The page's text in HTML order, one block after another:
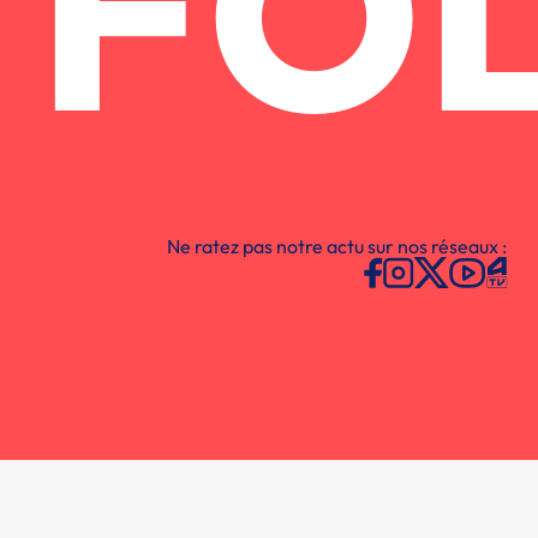
Ne ratez pas notre actu sur nos réseaux :